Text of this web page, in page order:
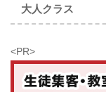
大人クラス
<PR>